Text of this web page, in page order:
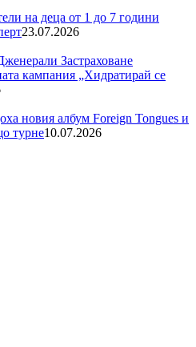
на деца от 1 до 7 години
23.07.2026
Застраховане
кампания „Хидратирай се
новия албум Foreign Tongues и
турне10.07.2026